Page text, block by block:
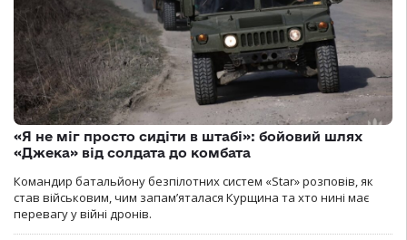
«Я не міг просто сидіти в штабі»: бойовий шлях
«Джека» від солдата до комбата
Командир батальйону безпілотних систем «Star» розповів, як
став військовим, чим запам’яталася Курщина та хто нині має
перевагу у війні дронів.